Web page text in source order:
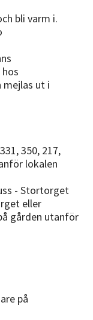
bli varm i.
ut i
350, 217,
lokalen
- Stortorget
eller
gården utanför
på